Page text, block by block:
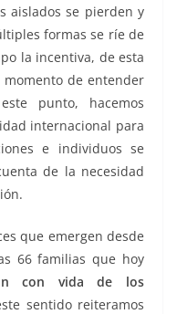
aislados se pierden y
formas se ríe de
la incentiva, de esta
de entender
punto, hacemos
internacional para
e individuos se
de la necesidad
que emergen desde
66 familias que hoy
con vida de los
sentido reiteramos